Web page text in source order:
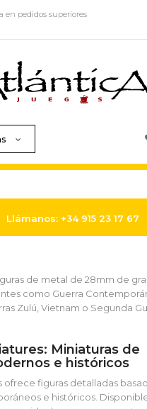
en pedidos superiores
Llámanos: +34 915 23 17 67
de metal de 28mm de
como Guerra
Zulú, Vietnam o Segunda
Miniaturas de
e históricos
ofrece figuras detalladas
e históricos.